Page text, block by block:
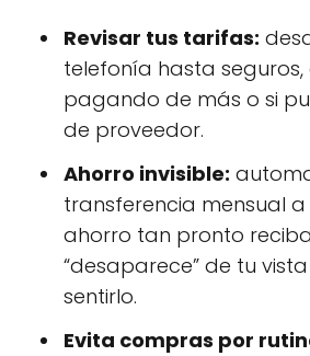
Revisar tus tarifas:
telefonía hasta seguros,
pagando de más o si
de proveedor.
Ahorro invisible:
transferencia mensual
ahorro tan pronto
“desaparece” de tu
sentirlo.
Evita compras por